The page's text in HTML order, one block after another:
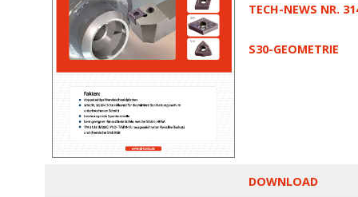
TECH-NEWS NR.
S30-GEOMETRIE
DOWNLOAD